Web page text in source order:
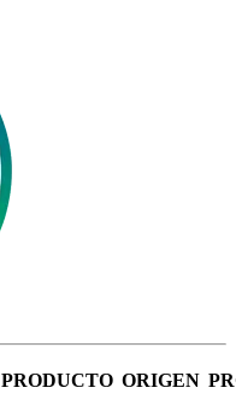
PRODUCTO ORIGEN